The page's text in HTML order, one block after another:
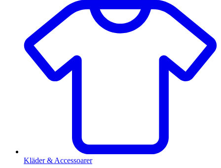
Kläder & Accessoarer